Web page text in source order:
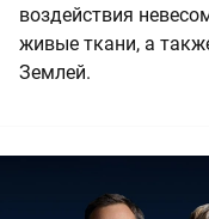
воздействия
живые ткани, а
Землей.